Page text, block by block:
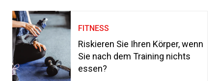
FITNESS
Riskieren Sie Ihren Körper, wenn
Sie nach dem Training nichts
essen?